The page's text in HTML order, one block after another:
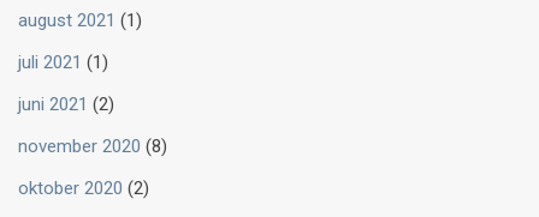
august 2021 (1)
juli 2021 (1)
juni 2021 (2)
november 2020 (8)
oktober 2020 (2)